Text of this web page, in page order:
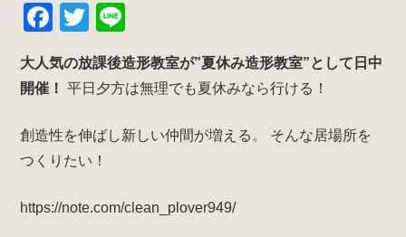
F
c
e
b
o
k
T
tt
er
e
大人気の放課後造形教室が”夏休み造形教室”として日中
開催！ 平日夕方は無理でも夏休みなら行ける！
創造性を伸ばし新しい仲間が増える。
そんな居場所を
つくりたい！
https://note.com/clean_plover949/